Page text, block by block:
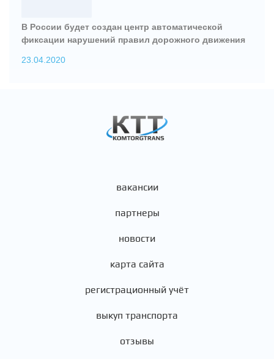
В России будет создан центр автоматической
фиксации нарушений правил дорожного движения
23.04.2020
вакансии
партнеры
новости
карта сайта
регистрационный учёт
выкуп транспорта
отзывы